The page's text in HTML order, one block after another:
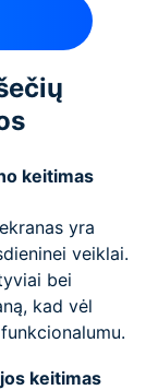
keitimas
yra
veiklai.
bei
kad vėl
keitimas